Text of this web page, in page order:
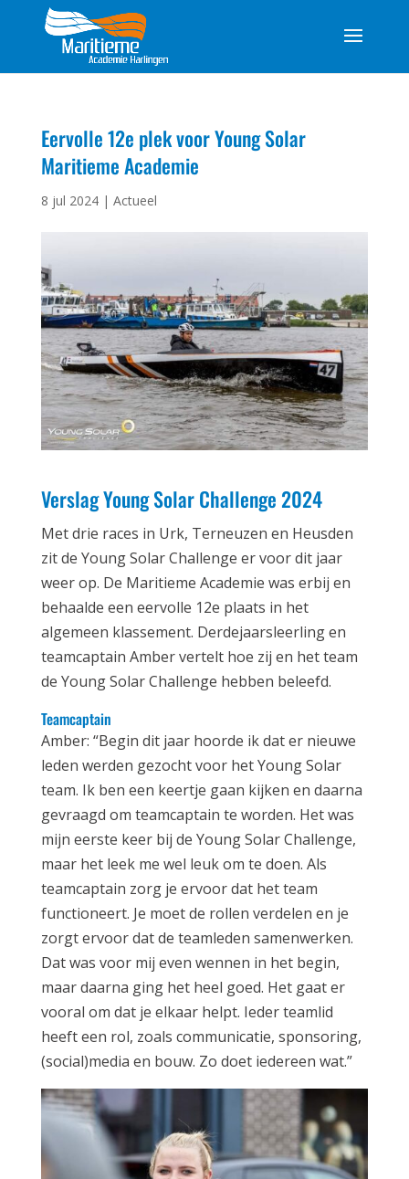
Eervolle 12e plek voor Young Solar
Maritieme Academie
8 jul 2024| Actueel
Verslag Young Solar Challenge 2024
Met drie races in Urk, Terneuzen en Heusden
zit de Young Solar Challenge er voor dit jaar
weer op. De Maritieme Academie was erbij en
behaalde een eervolle 12e plaats in het
algemeen klassement. Derdejaarsleerling en
teamcaptain Amber vertelt hoe zij en het team
de Young Solar Challenge hebben beleefd.
Teamcaptain
Amber: “Begin dit jaar hoorde ik dat er nieuwe
leden werden gezocht voor het Young Solar
team. Ik ben een keertje gaan kijken en daarna
gevraagd om teamcaptain te worden. Het was
mijn eerste keer bij de Young Solar Challenge,
maar het leek me wel leuk om te doen. Als
teamcaptain zorg je ervoor dat het team
functioneert. Je moet de rollen verdelen en je
zorgt ervoor dat de teamleden samenwerken.
Dat was voor mij even wennen in het begin,
maar daarna ging het heel goed. Het gaat er
vooral om dat je elkaar helpt. Ieder teamlid
heeft een rol, zoals communicatie, sponsoring,
(social)media en bouw. Zo doet iedereen wat.”